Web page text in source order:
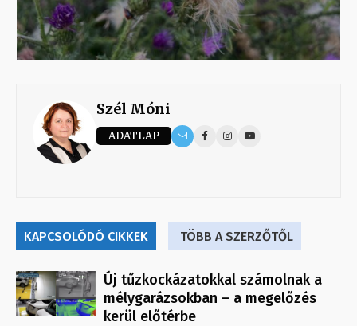
Szél Móni
ADATLAP
KAPCSOLÓDÓ CIKKEK TÖBB A SZERZŐTŐL
Új tűzkockázatokkal számolnak a
mélygarázsokban – a megelőzés
kerül előtérbe